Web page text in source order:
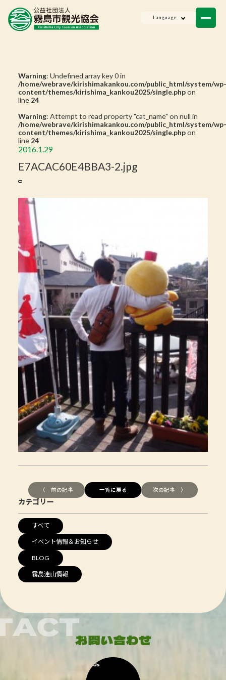
Language
Warning: Undefined array key 0 in
/home/webrave/kirishimakankou.com/public_html/system/wp-
content/themes/kirishima_kankou2025/single.phpon
line 24
Warning: Attempt to read property "cat_name" on null in
/home/webrave/kirishimakankou.com/public_html/system/wp-
content/themes/kirishima_kankou2025/single.phpon
line 24
2016.1.29
E7ACAC60E4BBA3-2.jpg
〈 前の記事 一覧に戻る 次の記事 〉
カテゴリー
すべて
イベント情報＆お知らせ
BLOG
霧島連山情報